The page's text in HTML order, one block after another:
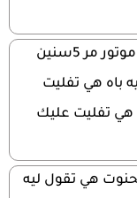
هدا وحد قل لولدو صلي او نشري ليك موتور مر 5سنين
باه هي تفليت
هي تفليت عليك
هي تقول ليه